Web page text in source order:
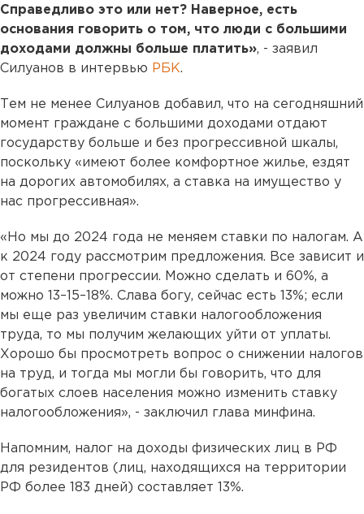
Справедливо это или нет? Наверное, есть
основания говорить о том, что люди с большими
доходами должны больше платить», - заявил
Силуанов в интервью РБК.
Тем не менее Силуанов добавил, что на сегодняшний
момент граждане с большими доходами отдают
государству больше и без прогрессивной шкалы,
поскольку «имеют более комфортное жилье, ездят
на дорогих автомобилях, а ставка на имущество у
нас прогрессивная».
«Но мы до 2024 года не меняем ставки по налогам. А
к 2024 году рассмотрим предложения. Все зависит и
от степени прогрессии. Можно сделать и 60%, а
можно 13–15–18%. Слава богу, сейчас есть 13%; если
мы еще раз увеличим ставки налогообложения
труда, то мы получим желающих уйти от уплаты.
Хорошо бы просмотреть вопрос о снижении налогов
на труд, и тогда мы могли бы говорить, что для
богатых слоев населения можно изменить ставку
налогообложения», - заключил глава минфина.
Напомним, налог на доходы физических лиц в РФ
для резидентов (лиц, находящихся на территории
РФ более 183 дней) составляет 13%.